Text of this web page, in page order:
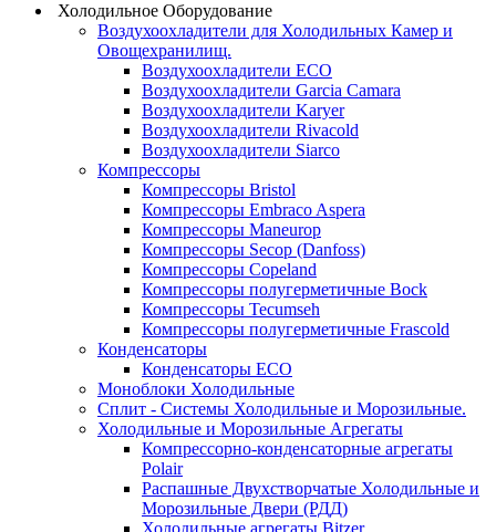
Холодильное Оборудование
Воздухоохладители для Холодильных Камер и
Овощехранилищ.
Воздухоохладители ECO
Воздухоохладители Garcia Camara
Воздухоохладители Karyer
Воздухоохладители Rivacold
Воздухоохладители Siarco
Компрессоры
Компрессоры Bristol
Компрессоры Embraco Aspera
Компрессоры Maneurop
Компрессоры Secop (Danfoss)
Компрессоры Copeland
Компрессоры полугерметичные Bock
Компрессоры Tecumseh
Компрессоры полугерметичные Frascold
Конденсаторы
Конденсаторы ECO
Моноблоки Холодильные
Сплит - Системы Холодильные и Морозильные.
Холодильные и Морозильные Агрегаты
Компрессорно-конденсаторные агрегаты
Polair
Распашные Двухстворчатые Холодильные и
Морозильные Двери (РДД)
Холодильные агрегаты Bitzer